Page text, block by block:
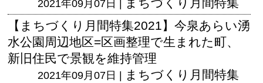
2021年09月07日 |
【まちづくり月間特集2021】今泉あらい湧
水公園周辺地区=区画整理で生まれた町、
新旧住民で景観を維持管理
2021年09月07日 | まちづくり月間特集